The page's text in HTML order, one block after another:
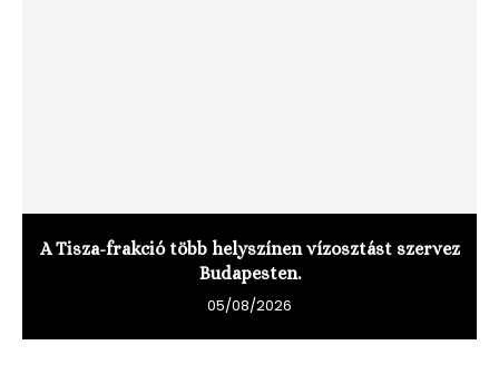
A Tisza-frakció több helyszínen vízosztást szervez
Budapesten.
05/08/2026